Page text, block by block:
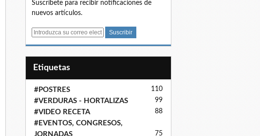
Suscríbete para recibir notificaciones de
nuevos artículos.
E
Etiquetas
#POSTRES 110
#VERDURAS - HORTALIZAS 99
#VIDEO RECETA 88
#EVENTOS, CONGRESOS,
JORNADAS
75